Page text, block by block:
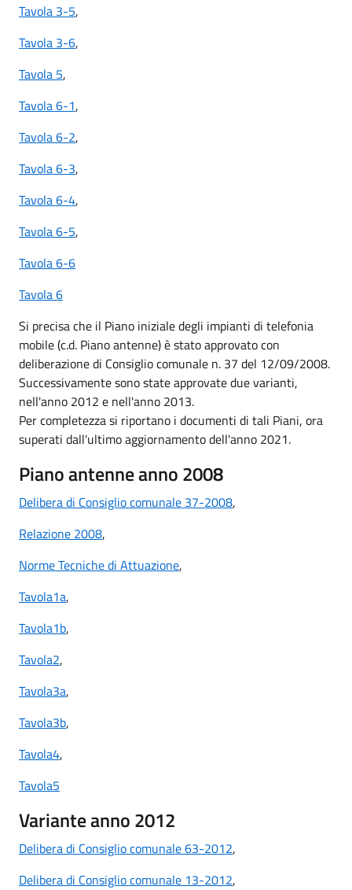
Tavola 3-5,
Tavola 3-6,
Tavola 5,
Tavola 6-1,
Tavola 6-2,
Tavola 6-3,
Tavola 6-4,
Tavola 6-5,
Tavola 6-6
Tavola 6
Si precisa che il Piano iniziale degli impianti di telefonia
mobile (c.d. Piano antenne) è stato approvato con
deliberazione di Consiglio comunale n. 37 del 12/09/2008.
Successivamente sono state approvate due varianti,
nell'anno 2012 e nell'anno 2013.
Per completezza si riportano i documenti di tali Piani, ora
superati dall'ultimo aggiornamento dell'anno 2021.
Piano antenne anno 2008
Delibera di Consiglio comunale 37-2008,
Relazione 2008,
Norme Tecniche di Attuazione,
Tavola1a,
Tavola1b,
Tavola2,
Tavola3a,
Tavola3b,
Tavola4,
Tavola5
Variante anno 2012
Delibera di Consiglio comunale 63-2012,
Delibera di Consiglio comunale 13-2012,